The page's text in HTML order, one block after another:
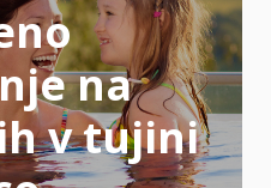
na
v tujini